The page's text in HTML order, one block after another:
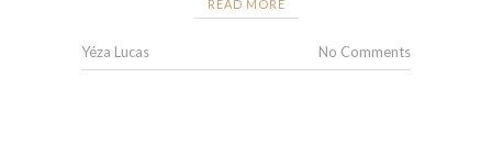
READ MORE
Yéza Lucas No Comments